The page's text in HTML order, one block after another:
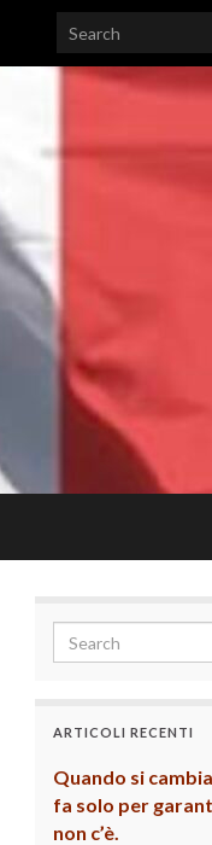
ARTICOLI RECENTI
Quando si
fa solo per
non c’è.